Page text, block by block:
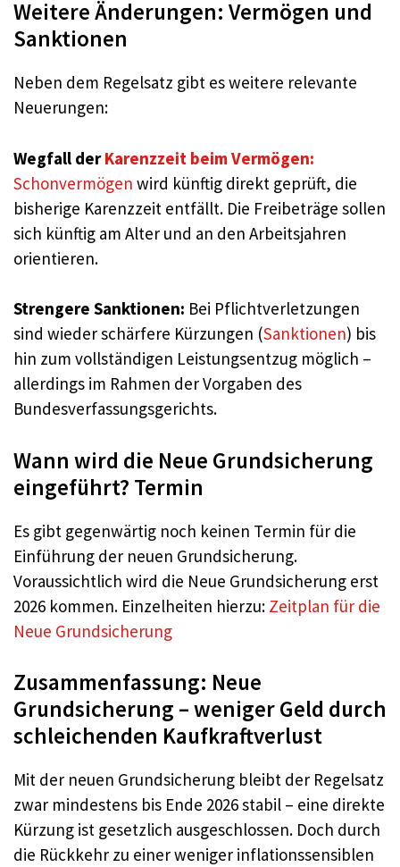
Weitere Änderungen: Vermögen und
Sanktionen
Neben dem Regelsatz gibt es weitere relevante
Neuerungen:
Wegfall derKarenzzeit beim Vermögen:
Schonvermögen wird künftig direkt geprüft, die
bisherige Karenzzeit entfällt. Die Freibeträge sollen
sich künftig am Alter und an den Arbeitsjahren
orientieren.
Strengere Sanktionen: Bei Pflichtverletzungen
sind wieder schärfere Kürzungen (Sanktionen) bis
hin zum vollständigen Leistungsentzug möglich –
allerdings im Rahmen der Vorgaben des
Bundesverfassungsgerichts.
Wann wird die Neue Grundsicherung
eingeführt? Termin
Es gibt gegenwärtig noch keinen Termin für die
Einführung der neuen Grundsicherung.
Voraussichtlich wird die Neue Grundsicherung erst
2026 kommen. Einzelheiten hierzu: Zeitplan für die
Neue Grundsicherung
Zusammenfassung: Neue
Grundsicherung – weniger Geld durch
schleichenden Kaufkraftverlust
Mit der neuen Grundsicherung bleibt der Regelsatz
zwar mindestens bis Ende 2026 stabil – eine direkte
Kürzung ist gesetzlich ausgeschlossen. Doch durch
die Rückkehr zu einer weniger inflationssensiblen